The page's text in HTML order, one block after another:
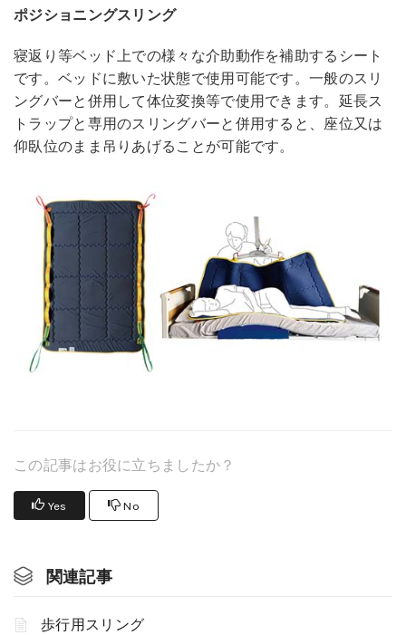
ポジショニングスリング
寝返り等ベッド上での様々な介助動作を補助するシート
です。ベッドに敷いた状態で使用可能です。一般のスリ
ングバーと併用して体位変換等で使用できます。延長ス
トラップと専用のスリングバーと併用すると、座位又は
仰臥位のまま吊りあげることが可能です。
この記事はお役に立ちましたか？
Yes No
関連記事
歩行用スリング